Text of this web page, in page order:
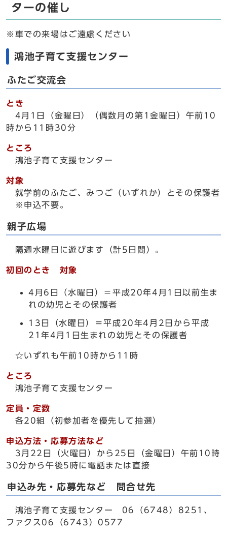
ターの催し
※車での来場はご遠慮ください
鴻池子育て支援センター
ふたご交流会
とき
4月1日（金曜日）（偶数月の第1金曜日）午前10
時から11時30分
ところ
鴻池子育て支援センター
対象
就学前のふたご、みつご（いずれか）とその保護者
※申込不要。
親子広場
隔週水曜日に遊びます（計5日間）。
初回のとき 対象
4月6日（水曜日）＝平成20年4月1日以前生ま
れの幼児とその保護者
13日（水曜日）＝平成20年4月2日から平成
21年4月1日生まれの幼児とその保護者
☆いずれも午前10時から11時
ところ
鴻池子育て支援センター
定員・定数
各20組（初参加者を優先して抽選）
申込方法・応募方法など
3月22日（火曜日）から25日（金曜日）午前10時
30分から午後5時に電話または直接
申込み先・応募先など 問合せ先
鴻池子育て支援センター 06（6748）8251、
ファクス06（6743）0577